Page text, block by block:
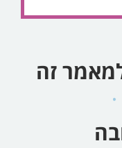
למאמר זה